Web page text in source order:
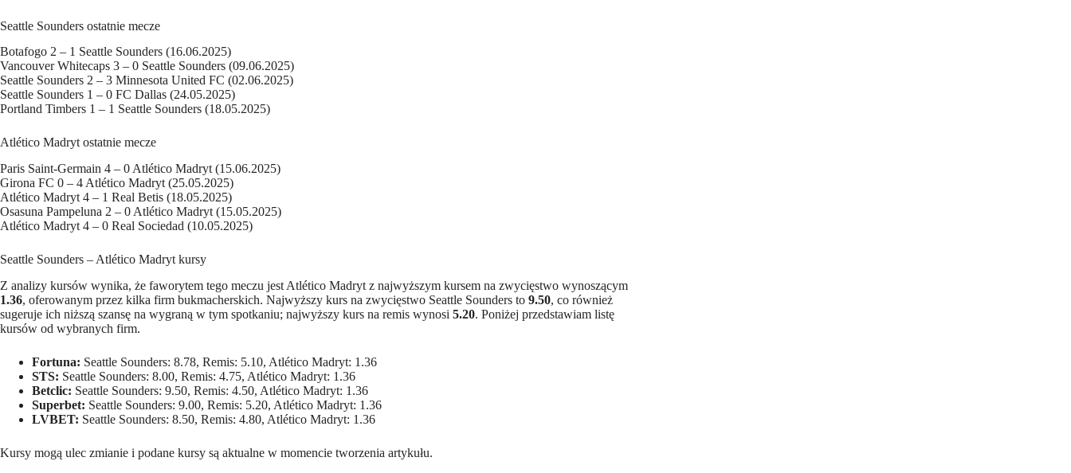
Seattle Sounders ostatnie mecze
Botafogo 2 – 1 Seattle Sounders (16.06.2025)
Vancouver Whitecaps 3 – 0 Seattle Sounders (09.06.2025)
Seattle Sounders 2 – 3 Minnesota United FC (02.06.2025)
Seattle Sounders 1 – 0 FC Dallas (24.05.2025)
Portland Timbers 1 – 1 Seattle Sounders (18.05.2025)
Atlético Madryt ostatnie mecze
Paris Saint-Germain 4 – 0 Atlético Madryt (15.06.2025)
Girona FC 0 – 4 Atlético Madryt (25.05.2025)
Atlético Madryt 4 – 1 Real Betis (18.05.2025)
Osasuna Pampeluna 2 – 0 Atlético Madryt (15.05.2025)
Atlético Madryt 4 – 0 Real Sociedad (10.05.2025)
Seattle Sounders – Atlético Madryt kursy
Z analizy kursów wynika, że faworytem tego meczu jest Atlético Madryt z najwyższym kursem na zwycięstwo wynoszącym
1.36, oferowanym przez kilka firm bukmacherskich. Najwyższy kurs na zwycięstwo Seattle Sounders to 9.50, co również
sugeruje ich niższą szansę na wygraną w tym spotkaniu; najwyższy kurs na remis wynosi 5.20. Poniżej przedstawiam listę
kursów od wybranych firm.
Fortuna: Seattle Sounders: 8.78, Remis: 5.10, Atlético Madryt: 1.36
STS: Seattle Sounders: 8.00, Remis: 4.75, Atlético Madryt: 1.36
Betclic: Seattle Sounders: 9.50, Remis: 4.50, Atlético Madryt: 1.36
Superbet: Seattle Sounders: 9.00, Remis: 5.20, Atlético Madryt: 1.36
LVBET: Seattle Sounders: 8.50, Remis: 4.80, Atlético Madryt: 1.36
Kursy mogą ulec zmianie i podane kursy są aktualne w momencie tworzenia artykułu.